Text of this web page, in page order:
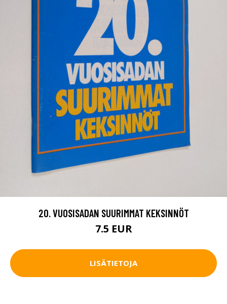
20. VUOSISADAN SUURIMMAT KEKSINNÖT
7.5 EUR
LISÄTIETOJA